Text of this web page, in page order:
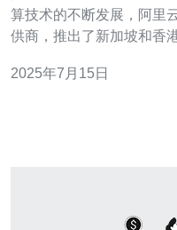
算技术的不断发展，阿里
供商，推出了新加坡和香
拥有得天独厚的地理位置
2025年7月15日